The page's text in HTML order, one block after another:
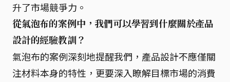
升了市場競爭力。
從氣泡布的案例中，我們可以學習到什麼關於產品
設計的經驗教訓？
氣泡布的案例深刻地提醒我們，產品設計不應僅關
注材料本身的特性，更要深入瞭解目標市場的消費